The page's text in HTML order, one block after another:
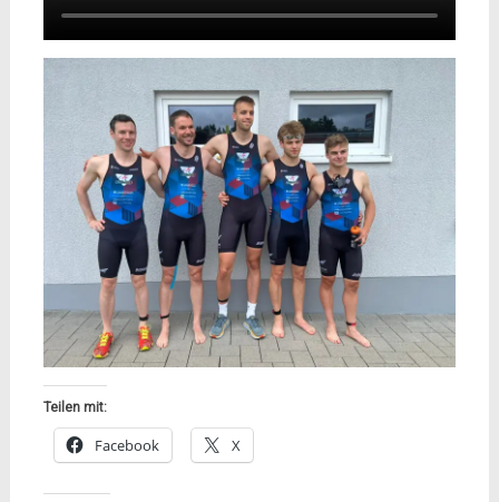
Teilen mit:
Facebook X